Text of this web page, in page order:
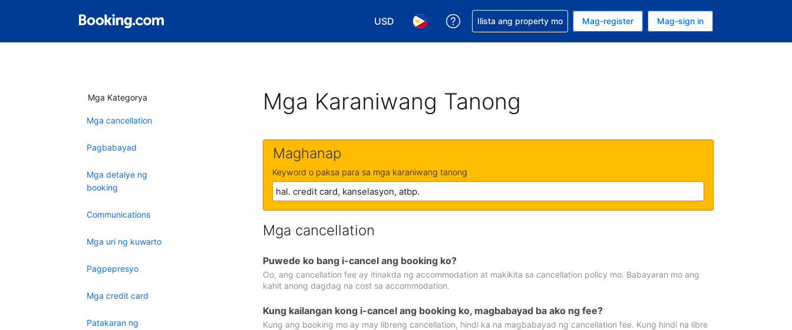
USD
Pumili ng currency mo. USD ang currency mo ngayon
Pumili ng wika mo. Filipino ang wika mo ngayon
Makakuha ng tulong sa reservation mo
Ilista ang property mo Mag-register Mag-sign in
Mga Kategorya
Mga cancellation
Pagbabayad
Mga detalye ng
booking
Communications
Mga uri ng kuwarto
Pagpepresyo
Mga credit card
Patakaran ng
Mga Karaniwang Tanong
Maghanap
Keyword o paksa para sa mga karaniwang tanong
Mga cancellation
Puwede ko bang i-cancel ang booking ko?
Oo, ang cancellation fee ay itinakda ng accommodation at makikita sa cancellation policy mo. Babayaran mo ang
kahit anong dagdag na cost sa accommodation.
Kung kailangan kong i-cancel ang booking ko, magbabayad ba ako ng fee?
Kung ang booking mo ay may libreng cancellation, hindi ka na magbabayad ng cancellation fee. Kung hindi na libre